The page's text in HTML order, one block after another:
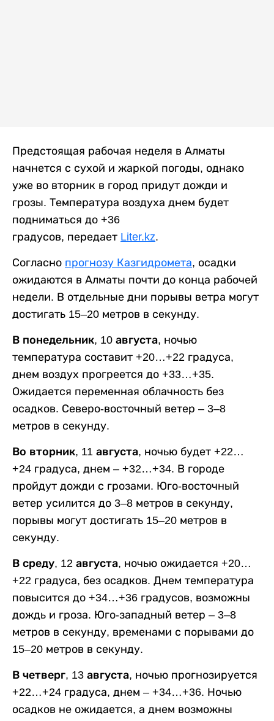
Предстоящая рабочая неделя в Алматы
начнется с сухой и жаркой погоды, однако
уже во вторник в город придут дожди и
грозы. Температура воздуха днем будет
подниматься до +36
градусов, передает Liter.kz.
Согласно прогнозу Казгидромета, осадки
ожидаются в Алматы почти до конца рабочей
недели. В отдельные дни порывы ветра могут
достигать 15–20 метров в секунду.
В понедельник, 10 августа, ночью
температура составит +20…+22 градуса,
днем воздух прогреется до +33…+35.
Ожидается переменная облачность без
осадков. Северо-восточный ветер – 3–8
метров в секунду.
Во вторник, 11 августа, ночью будет +22…
+24 градуса, днем – +32…+34. В городе
пройдут дожди с грозами. Юго-восточный
ветер усилится до 3–8 метров в секунду,
порывы могут достигать 15–20 метров в
секунду.
В среду, 12 августа, ночью ожидается +20…
+22 градуса, без осадков. Днем температура
повысится до +34…+36 градусов, возможны
дождь и гроза. Юго-западный ветер – 3–8
метров в секунду, временами с порывами до
15–20 метров в секунду.
В четверг, 13 августа, ночью прогнозируется
+22…+24 градуса, днем – +34…+36. Ночью
осадков не ожидается, а днем возможны